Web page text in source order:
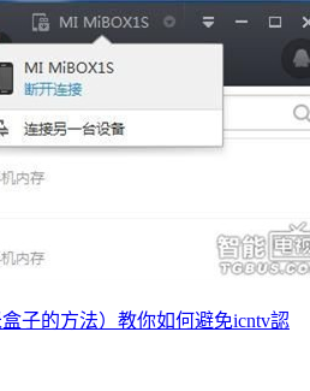
盒子的方法）教你如何避免icntv認